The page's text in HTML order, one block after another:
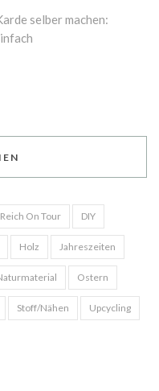
selber machen:
On Tour DIY
Holz Jahreszeiten
Ostern
Stoff/Nähen Upcycling